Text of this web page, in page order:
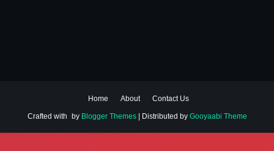
Home About Contact Us
Crafted with by Blogger Themes| Distributed by Gooyaabi Theme